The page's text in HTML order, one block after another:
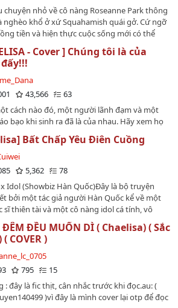
chuyện nhỏ về cô nàng Roseanne Park thông
nghèo khổ ở xứ Squahamish quái gở. Cứ ngỡ
tiền và hiện thực cuộc sống mới có thể
khổ sở nhưng không ngờ được, tình yêu
còn khiến cô khổ sở hơn - khi cô rơi vào lưới
người cô không nên. Cô nên chọn lựa thế
ra hay chôn sâu nó trong cõi lòng mãi mãi?Fic
dựa trên bộ phim "The Half Of It", sẽ có nhiều
- Cover ] Chúng tôi là của
43,566
63
cách nào đó, một người lãnh đạm và một
bạo khi sinh ra đã là của nhau. Hãy xem họ
là HECouple : Lalisa Manoban x Park
giả gốc : Lục Manh TinhNguồn mình
Bất Chấp Yêu Điên Cuồng
5,362
78
Idol (Showbiz Hàn Quốc)Đây là bộ truyện
bởi một tác giả người Hàn Quốc kể về một
sĩ thiên tài và một cô nàng idol cá tính, vô
đẹp.=================[COVER][GL]•Tác
chấp - Yêu điên cuồng•Tác giả: Lee Eun-
Giới giải trí, hài hước, lãng mạn,...•Translate:
vật chính: Lalisa Manobal & Park
Mình chỉ là người
giả của bộ truyện này xin đừng gọi mình là
Truyện được mình cover và cũng đã edit
ĐÊM ĐỀU MUỐN DÌ ( Chaelisa) ( Sắc
( COVER )
795
15
: đây là fic thịt, cân nhắc trước khi đọc.au: (
)vì đây là mình cover lại otp để đọc